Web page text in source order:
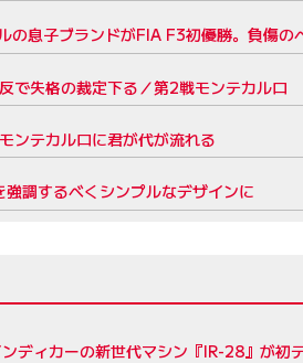
息子ブランドがFIA F3初優勝。負傷の
で失格の裁定下る／第2戦モンテカルロ
ンテカルロに君が代が流れる
調するべくシンプルなデザインに
ディカーの新世代マシン『IR-28』が初